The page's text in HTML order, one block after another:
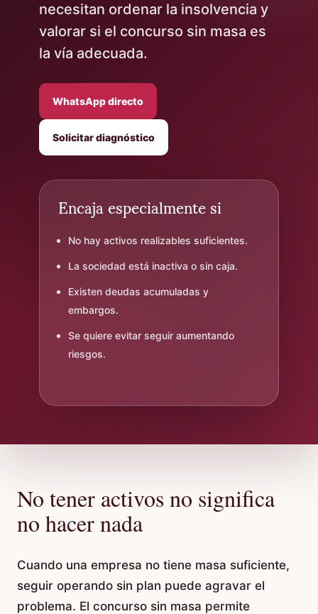
necesitan ordenar la insolvencia y
valorar si el concurso sin masa es
la vía adecuada.
WhatsApp directo
Solicitar diagnóstico
Encaja especialmente si
No hay activos realizables suficientes.
La sociedad está inactiva o sin caja.
Existen deudas acumuladas y
embargos.
Se quiere evitar seguir aumentando
riesgos.
No tener activos no significa
no hacer nada
Cuando una empresa no tiene masa suficiente,
seguir operando sin plan puede agravar el
problema. El concurso sin masa permite